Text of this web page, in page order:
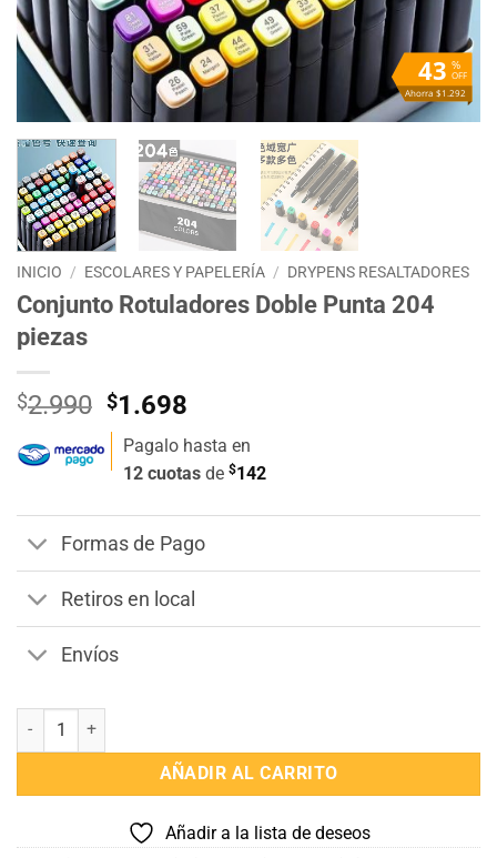
%
OFF
43
Ahorra $1.292
INICIO / ESCOLARES Y PAPELERÍA / DRYPENS RESALTADORES
Conjunto Rotuladores Doble Punta 204
piezas
$2.990 El
precio
original
era:
$2.990.
$1.698
actual
es:
$1.698.
Pagalo hasta en
12 cuotas de $142
Formas de Pago
Retiros en local
Envíos
Conjunto Rotuladores Doble Punta 204 piezas cantidad
AÑADIR AL CARRITO
Añadir a la lista de deseos